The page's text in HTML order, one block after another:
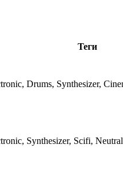
Теги
Drums, Synthesizer,
Synthesizer, Scifi,